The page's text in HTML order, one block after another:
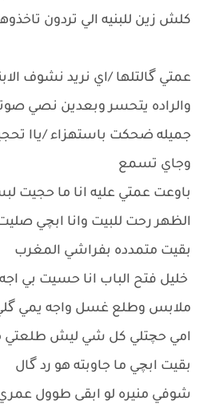
كلش زين للبنيه الي تردون
عمتي گالتلها /اي نريد نشوف
والراده يتحسر وبعدين نصي
جميله ضحكت باستهزاء /ياا
وجاي تسمع
باوعت عمتي عليه انا ما حجيت
الظهر رحت للبيت وانا ابچي
بقيت متمدده بفراشي المغرب
خليل فتح الباب انا حسيت بي
ملابس وطلع غسل واجه يمي
امي حچتلي كل شي ليش طلعتي
بقيت ابچي ما جاوبته هو رد گال
شوفي منيره لو ابقى طوول